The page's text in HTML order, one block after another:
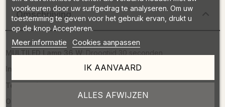
Omschrijving
Toepassing: gelpolijststijlen
voorkeuren door uw surfgedrag te analyseren. Om uw
toestemming te geven voor het gebruik ervan, drukt u
op de knop Accepteren.
Meer informatie Cookies aanpassen
ALLES AFWIJZEN
IK AANVAARD